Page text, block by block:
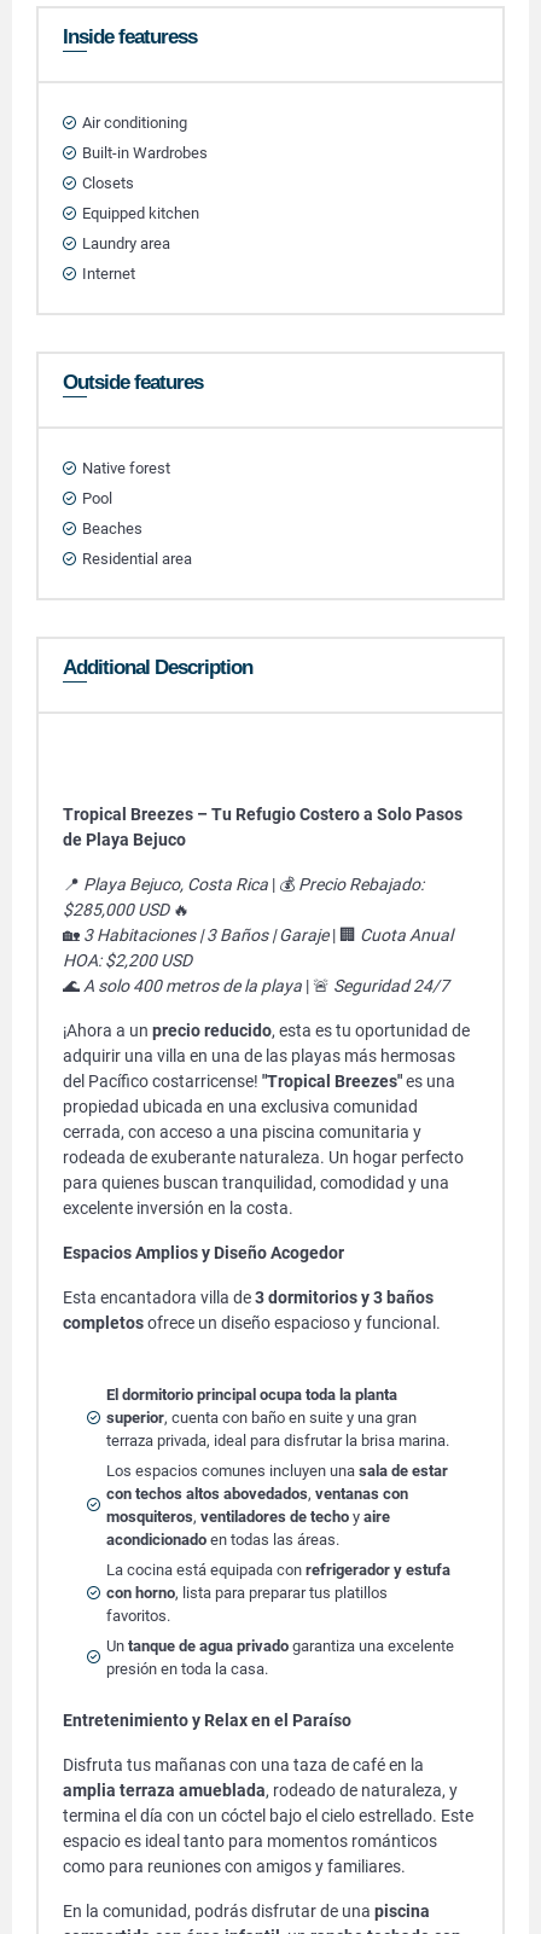
Inside featuress
Air conditioning
Built-in Wardrobes
Closets
Equipped kitchen
Laundry area
Internet
Outside features
Native forest
Pool
Beaches
Residential area
Additional Description
Tropical Breezes – Tu Refugio Costero a Solo Pasos
de Playa Bejuco
📍 Playa Bejuco, Costa Rica | 💰 Precio Rebajado:
$285,000 USD🔥
🏡 3 Habitaciones | 3 Baños | Garaje| 🏢 Cuota Anual
HOA: $2,200 USD
🌊 A solo 400 metros de la playa | 🚨 Seguridad 24/7
¡Ahora a un precio reducido, esta es tu oportunidad de
adquirir una villa en una de las playas más hermosas
del Pacífico costarricense! "Tropical Breezes"es una
propiedad ubicada en una exclusiva comunidad
cerrada, con acceso a una piscina comunitaria y
rodeada de exuberante naturaleza. Un hogar perfecto
para quienes buscan tranquilidad, comodidad y una
excelente inversión en la costa.
Espacios Amplios y Diseño Acogedor
Esta encantadora villa de3 dormitorios y 3 baños
completosofrece un diseño espacioso y funcional.
El dormitorio principal ocupa toda la planta
superior, cuenta con baño en suite y una gran
terraza privada, ideal para disfrutar la brisa marina.
Los espacios comunes incluyen una sala de estar
con techos altos abovedados, ventanas con
mosquiteros, ventiladores de techo y aire
acondicionado en todas las áreas.
La cocina está equipada con refrigerador y estufa
con horno, lista para preparar tus platillos
favoritos.
Un tanque de agua privado garantiza una excelente
presión en toda la casa.
Entretenimiento y Relax en el Paraíso
Disfruta tus mañanas con una taza de café en la
amplia terraza amueblada, rodeado de naturaleza, y
termina el día con un cóctel bajo el cielo estrellado. Este
espacio es ideal tanto para momentos románticos
como para reuniones con amigos y familiares.
En la comunidad, podrás disfrutar de una piscina